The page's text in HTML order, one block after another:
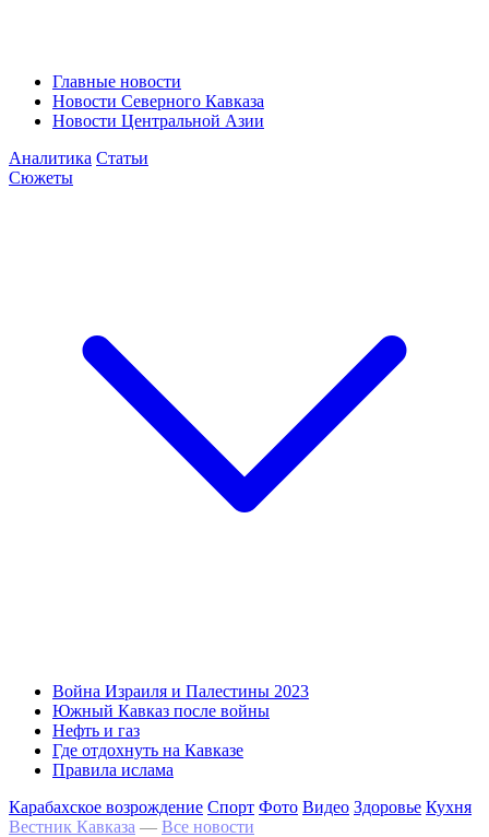
Главные новости
Новости Северного Кавказа
Новости Центральной Азии
Аналитика Статьи
Сюжеты
Война Израиля и Палестины 2023
Южный Кавказ после войны
Нефть и газ
Где отдохнуть на Кавказе
Правила ислама
Карабахское возрождение Спорт Фото Видео Здоровье Кухня
Вестник Кавказа — Все новости